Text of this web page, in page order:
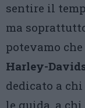
sentire il
ma
potevamo
Harley-
dedicato a
le guida, a